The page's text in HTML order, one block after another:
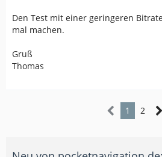
Den Test mit einer geringeren
mal machen.
Gruß
Thomas
1 2